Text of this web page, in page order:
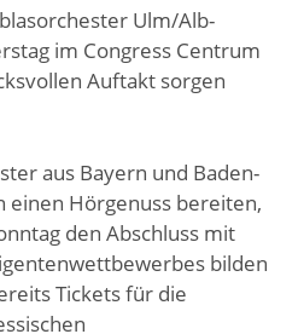
Ulm/Alb-
im Congress Centrum
Auftakt sorgen
aus Bayern und Baden-
Hörgenuss bereiten,
den Abschluss mit
bilden
Tickets für die